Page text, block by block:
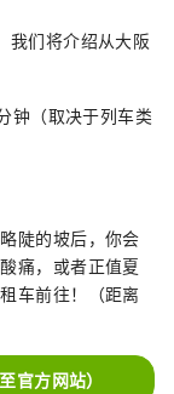
我们将介绍从大阪
钟（取决于列车类
陡的坡后，你会
痛，或者正值夏
车前往！（距离
官方网站）